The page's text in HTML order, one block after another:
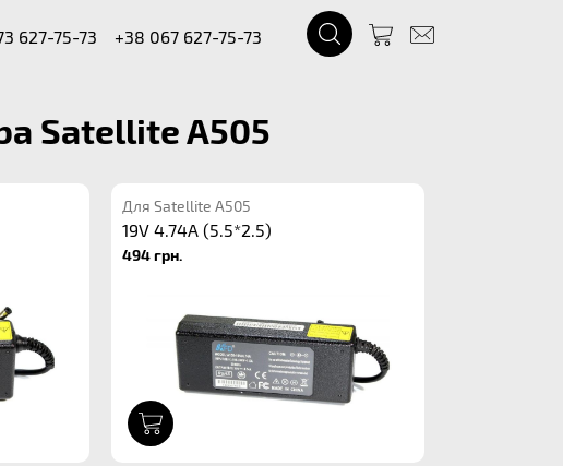
627-75-73
+38 067 627-75-73
Satellite A505
Для Satellite A505
19V 4.74A (5.5*2.5)
494 грн.